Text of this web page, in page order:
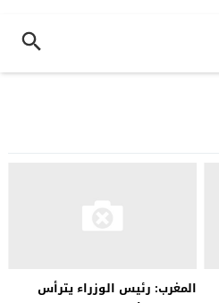
المغرب: رئيس الوزراء يترأس